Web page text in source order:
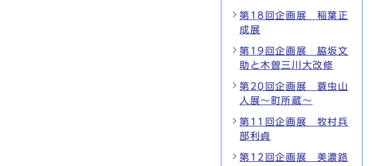
第18回企画展 稲葉正
成展
第19回企画展 脇坂文
助と木曽三川大改修
第20回企画展 蓑虫山
人展～町所蔵～
第11回企画展 牧村兵
部利貞
第12回企画展 美濃路